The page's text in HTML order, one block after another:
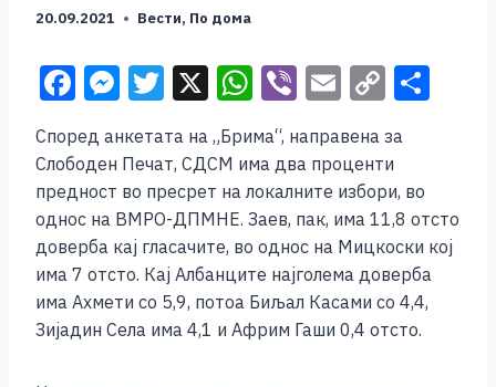
20.09.2021 Вести, По дома
F
c
e
b
o
o
k
M
ss
e
n
g
er
T
tt
er
X W
at
s
A
p
p
Vi
er
E
ai
l
C
p
y
Li
n
k
Според анкетата на „Брима“, направена за
Слободен Печат, СДСМ има два проценти
предност во пресрет на локалните избори, во
однос на ВМРО-ДПМНЕ. Заев, пак, има 11,8 отсто
доверба кај гласачите, во однос на Мицкоски кој
има 7 отсто. Кај Албанците најголема доверба
има Ахмети со 5,9, потоа Биљал Касами со 4,4,
Зијадин Села има 4,1 и Африм Гаши 0,4 отсто.